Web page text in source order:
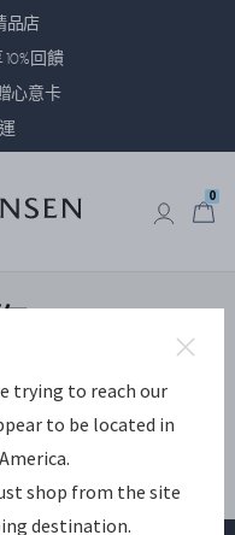
品店
回饋
心意卡
0
trying to reach our
to be located in
shop from the site
destination.